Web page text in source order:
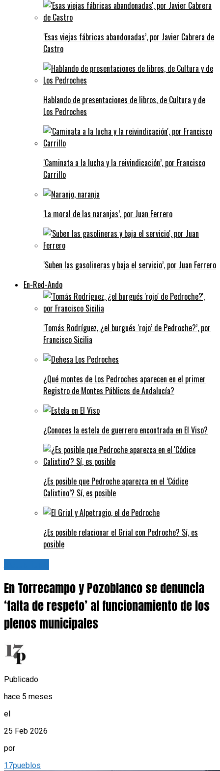
‘Esas viejas fábricas abandonadas’, por Javier Cabrera de
Castro
Hablando de presentaciones de libros, de Cultura y de
Los Pedroches
‘Caminata a la lucha y la reivindicación’, por Francisco
Carrillo
‘La moral de las naranjas’, por Juan Ferrero
‘Suben las gasolineras y baja el servicio’, por Juan Ferrero
En-Red-Ando
‘Tomás Rodríguez, ¿el burgués ‘rojo’ de Pedroche?’, por
Francisco Sicilia
¿Qué montes de Los Pedroches aparecen en el primer
Registro de Montes Públicos de Andalucía?
¿Conoces la estela de guerrero encontrada en El Viso?
¿Es posible que Pedroche aparezca en el ‘Códice
Calixtino’? Sí, es posible
¿Es posible relacionar el Grial con Pedroche? Sí, es
posible
En Torrecampo y Pozoblanco se denuncia
‘falta de respeto’ al funcionamiento de los
plenos municipales
Publicado
hace 5 meses
el
25 Feb 2026
por
17pueblos